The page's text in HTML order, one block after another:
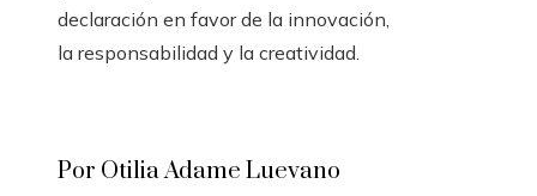
declaración en favor de la innovación,
la responsabilidad y la creatividad.
Por Otilia Adame Luevano